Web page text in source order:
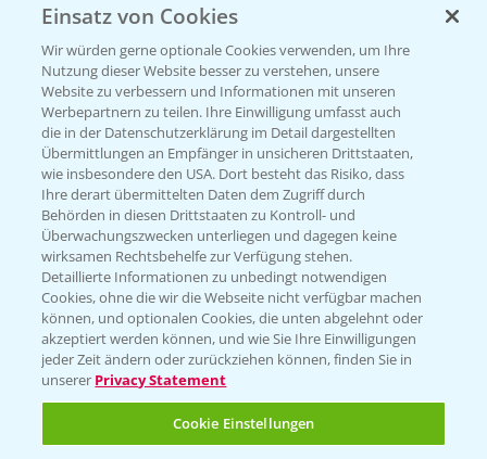
Beratung auf WhatsApp
T.+49 (0)174 346 564 1
KONTAKT
Hilfe in Notfällen
T.+49 (0)214/30-20220
Folgen Sie uns
Einsatz von Cookies
Wir würden gerne optionale Cookies verwenden, um Ihre
Nutzung dieser Website besser zu verstehen, unsere
Website zu verbessern und Informationen mit unseren
Werbepartnern zu teilen. Ihre Einwilligung umfasst auch
die in der Datenschutzerklärung im Detail dargestellten
Übermittlungen an Empfänger in unsicheren Drittstaaten,
wie insbesondere den USA. Dort besteht das Risiko, dass
Ihre derart übermittelten Daten dem Zugriff durch
Behörden in diesen Drittstaaten zu Kontroll- und
Überwachungszwecken unterliegen und dagegen keine
wirksamen Rechtsbehelfe zur Verfügung stehen.
Detaillierte Informationen zu unbedingt notwendigen
Cookies, ohne die wir die Webseite nicht verfügbar machen
können, und optionalen Cookies, die unten abgelehnt oder
akzeptiert werden können, und wie Sie Ihre Einwilligungen
jeder Zeit ändern oder zurückziehen können, finden Sie in
unserer Privacy Statement
Cookie Einstellungen